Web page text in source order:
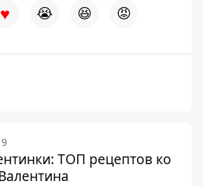
♥ 😭 😆 😡
ТОП рецептов ко